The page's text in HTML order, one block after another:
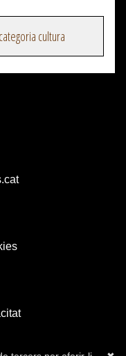
cultura